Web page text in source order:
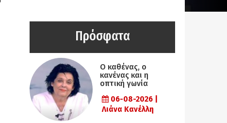
Πρόσφατα
Ο καθένας, ο
κανένας και η
οπτική γωνία
06-08-2026 |
Λιάνα Κανέλλη